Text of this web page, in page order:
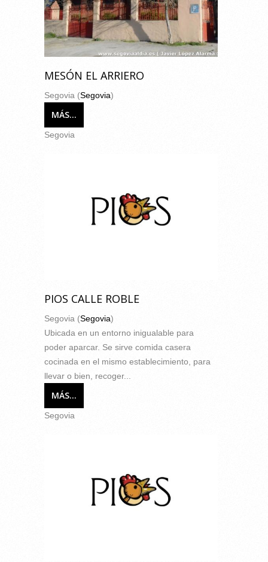
MESÓN EL ARRIERO
Segovia (Segovia)
MÁS...
Segovia
PIOS CALLE ROBLE
Segovia (Segovia)
Ubicada en un entorno inigualable para
poder aparcar. Se sirve comida casera
cocinada en el mismo establecimiento, para
llevar o bien, recoger...
MÁS...
Segovia